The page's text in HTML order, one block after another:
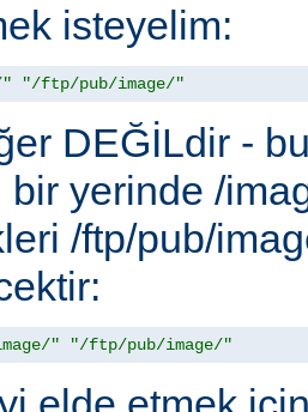
isteyelim:
" "/ftp/pub/image/"
DEĞİLdir -
bir yerinde /
/ftp/pub/
" "/ftp/pub/image/"